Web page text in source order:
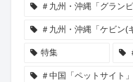
＃九州・沖縄「グランピ
＃九州・沖縄「ケビン(
特集
＃中国「ペットサイト」